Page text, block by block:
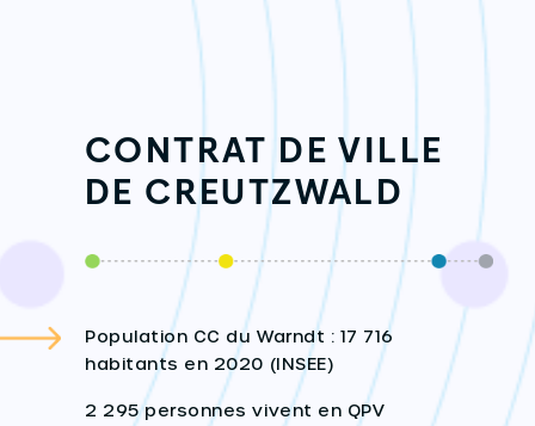
CONTRAT DE VILLE
DE CREUTZWALD
Population CC du Warndt : 17 716
habitants en 2020 (INSEE)
2 295 personnes vivent en QPV